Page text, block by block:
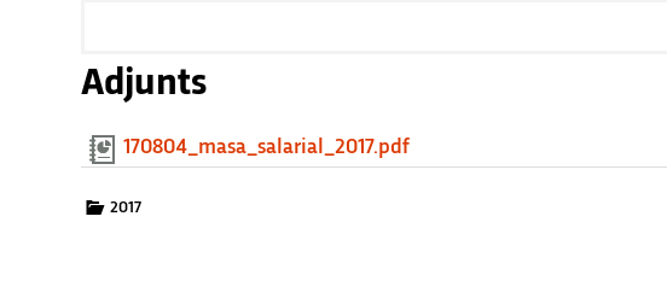
Adjunts
170804_masa_salarial_2017.pdf
2017